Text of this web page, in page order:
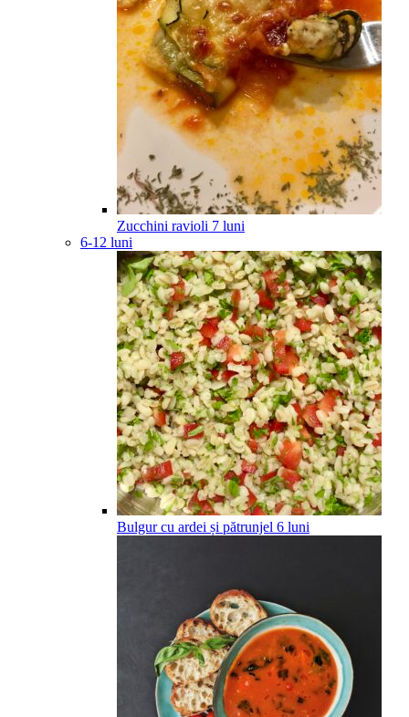
Zucchini ravioli 7 luni
6-12 luni
Bulgur cu ardei și pătrunjel 6 luni